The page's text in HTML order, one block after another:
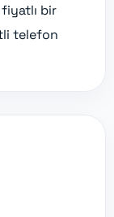
bir
telefon